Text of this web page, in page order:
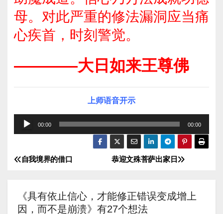
母。对此严重的修法漏洞应当痛
心疾首，时刻警觉。
————大日如来王尊佛
上师语音开示
频
放
00:00 00:00
文
导
恭迎文殊菩萨出家日
自我境界的借口
《具有依止信心，才能修正错误变成增上
因，而不是崩溃》有27个想法